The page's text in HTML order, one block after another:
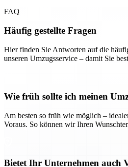
FAQ
Häufig gestellte Fragen
Hier finden Sie Antworten auf die
unseren Umzugsservice – damit Sie
Wie früh sollte ich meinen
Am besten so früh wie möglich –
Voraus. So können wir Ihren
Bietet Ihr Unternehmen auch